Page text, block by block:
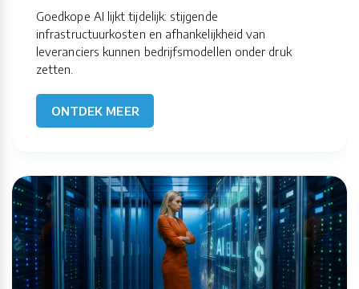
Goedkope AI lijkt tijdelijk: stijgende
infrastructuurkosten en afhankelijkheid van
leveranciers kunnen bedrijfsmodellen onder druk
zetten.
ONTDEK MEER